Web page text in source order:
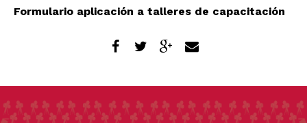
Formulario aplicación a talleres de capacitación